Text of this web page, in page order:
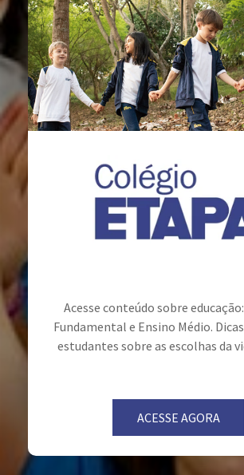
Acesse conteúdo sobre
Fundamental e Ensino Médio.
estudantes sobre as escolhas da
ACESSE AGORA